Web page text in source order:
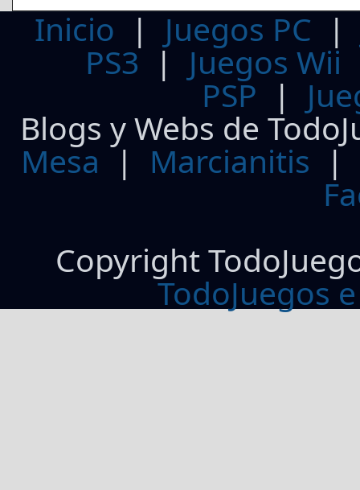
Inicio | Juegos PC
PS3| Juegos Wii
PSP |
Blogs y Webs de
Mesa | Marcianitis |
Copyright
TodoJuegos